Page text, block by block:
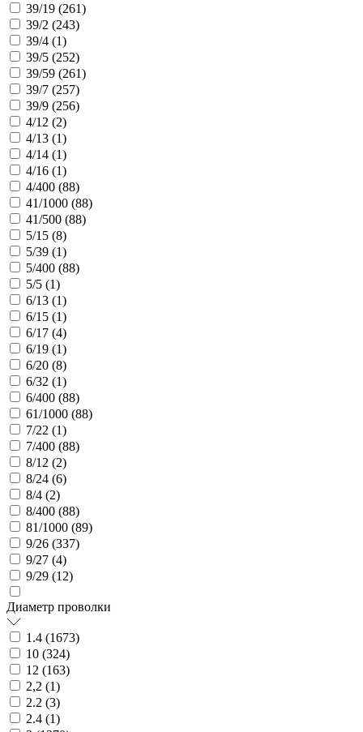
39/19 (261)
39/2 (243)
39/4 (1)
39/5 (252)
39/59 (261)
39/7 (257)
39/9 (256)
4/12 (2)
4/13 (1)
4/14 (1)
4/16 (1)
4/400 (88)
41/1000 (88)
41/500 (88)
5/15 (8)
5/39 (1)
5/400 (88)
5/5 (1)
6/13 (1)
6/15 (1)
6/17 (4)
6/19 (1)
6/20 (8)
6/32 (1)
6/400 (88)
61/1000 (88)
7/22 (1)
7/400 (88)
8/12 (2)
8/24 (6)
8/4 (2)
8/400 (88)
81/1000 (89)
9/26 (337)
9/27 (4)
9/29 (12)
Диаметр проволки
1.4 (1673)
10 (324)
12 (163)
2,2 (1)
2.2 (3)
2.4 (1)